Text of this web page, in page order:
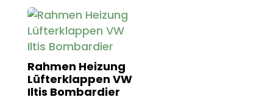
Rahmen Heizung
Lüfterklappen VW
Iltis Bombardier